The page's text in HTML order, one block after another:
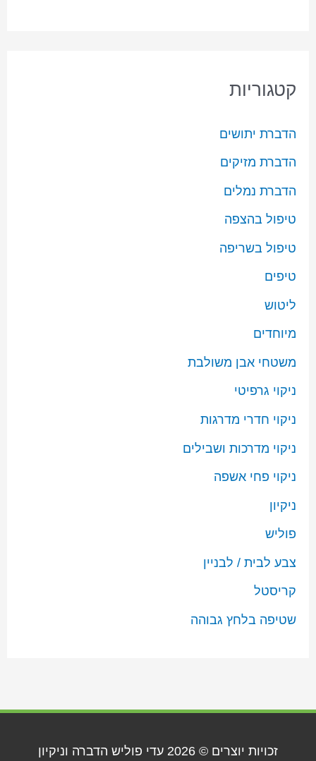
קטגוריות
הדברת יתושים
הדברת מזיקים
הדברת נמלים
טיפול בהצפה
טיפול בשריפה
טיפים
ליטוש
מיוחדים
משטחי אבן משולבת
ניקוי גרפיטי
ניקוי חדרי מדרגות
ניקוי מדרכות ושבילים
ניקוי פחי אשפה
ניקיון
פוליש
צבע לבית / לבניין
קריסטל
שטיפה בלחץ גבוהה
זכויות יוצרים © 2026 עדי פוליש הדברה וניקיון